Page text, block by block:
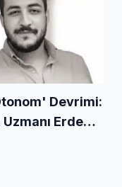
Devrimi:
Erdem